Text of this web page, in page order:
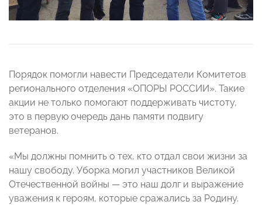
Порядок помогли навести Председатели Комитетов
регионального отделения «ОПОРЫ РОССИИ». Такие
акции не только помогают поддерживать чистоту,
это в первую очередь дань памяти подвигу
ветеранов.
«Мы должны помнить о тех, кто отдал свои жизни за
нашу свободу. Уборка могил участников Великой
Отечественной войны — это наш долг и выражение
уважения к героям, которые сражались за Родину.